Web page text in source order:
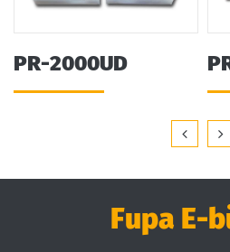
PR-2000UD
Fupa E-